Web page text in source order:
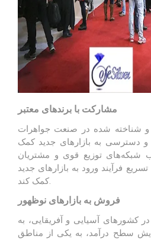
مشارکت با برندهای معتبر
و شناخته شده در صنعت جواهرات
و دسترسی به بازارهای جدید کمک
شبکه‌های توزیع قوی و مشتریان
فرآیند ورود به بازارهای جدید
فروش به بازارهای نوظهور
در کشورهای آسیایی و آفریقایی، به
سطح درآمد، به یکی از مناطق